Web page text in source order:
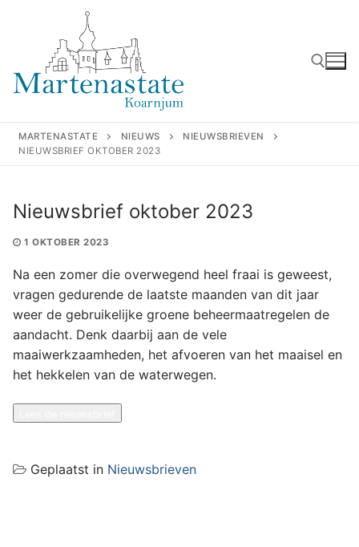
inhoud
Zoeken naar:
MARTENASTATE NIEUWS
NIEUWSBRIEVEN
NIEUWSBRIEF OKTOBER 2023
Nieuwsbrief oktober 2023
1 OKTOBER 2023
Na een zomer die overwegend heel fraai is geweest,
vragen gedurende de laatste maanden van dit jaar
weer de gebruikelijke groene beheermaatregelen de
aandacht. Denk daarbij aan de vele
maaiwerkzaamheden, het afvoeren van het maaisel en
het hekkelen van de waterwegen.
Geplaatst in Nieuwsbrieven